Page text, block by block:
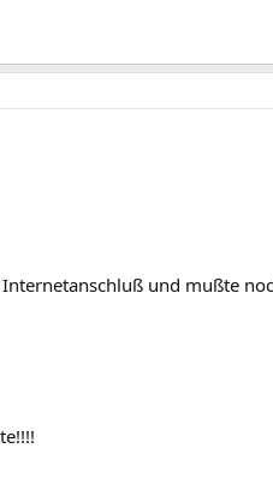
und mußte